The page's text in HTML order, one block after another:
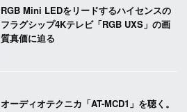
RGB Mini LEDをリードするハイセンスの
フラグシップ4Kテレビ「RGB UXS」の画
質真価に迫る
オーディオテクニカ「AT-MCD1」を聴く。